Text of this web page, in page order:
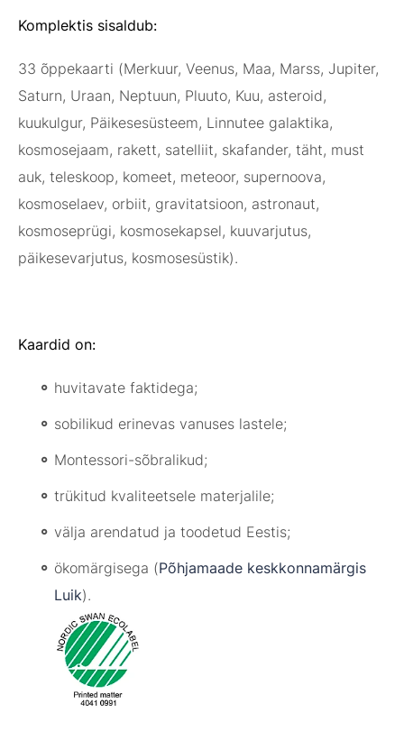
Komplektis sisaldub:
33 õppekaarti (Merkuur, Veenus, Maa, Marss, Jupiter,
Saturn, Uraan, Neptuun, Pluuto, Kuu, asteroid,
kuukulgur, Päikesesüsteem, Linnutee galaktika,
kosmosejaam, rakett, satelliit, skafander, täht, must
auk, teleskoop, komeet, meteoor, supernoova,
kosmoselaev, orbiit, gravitatsioon, astronaut,
kosmoseprügi, kosmosekapsel, kuuvarjutus,
päikesevarjutus, kosmosesüstik).
Kaardid on:
huvitavate faktidega;
sobilikud erinevas vanuses lastele;
Montessori-sõbralikud;
trükitud kvaliteetsele materjalile;
välja arendatud ja toodetud Eestis;
ökomärgisega (Põhjamaade keskkonnamärgis
Luik).